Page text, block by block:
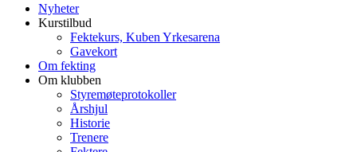
Nyheter
Kurstilbud
Fektekurs, Kuben Yrkesarena
Gavekort
Om fekting
Om klubben
Styremøteprotokoller
Årshjul
Historie
Trenere